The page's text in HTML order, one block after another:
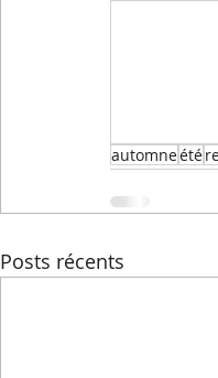
Conseils diététiques
automneété
Posts récents